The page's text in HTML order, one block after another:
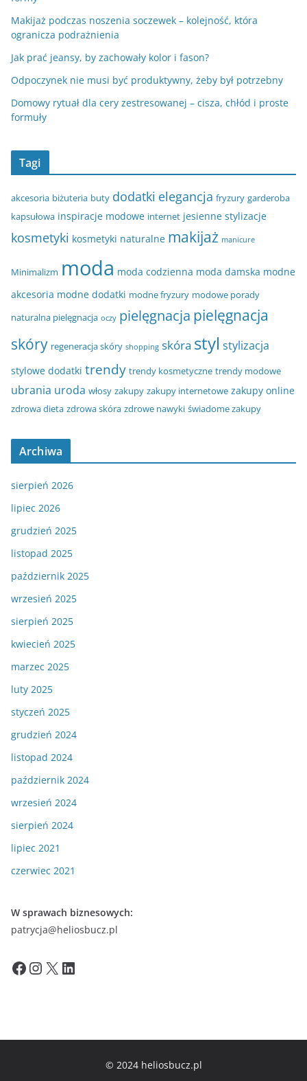
Makijaż podczas noszenia soczewek – kolejność, która
ogranicza podrażnienia
Jak prać jeansy, by zachowały kolor i fason?
Odpoczynek nie musi być produktywny, żeby był potrzebny
Domowy rytuał dla cery zestresowanej – cisza, chłód i proste
formuły
Tagi
akcesoria biżuteria buty dodatki elegancja fryzury garderoba
kapsułowa inspiracje modowe internet jesienne stylizacje
kosmetyki kosmetyki naturalne makijaż manicure
Minimalizm moda moda codzienna moda damska modne
akcesoria modne dodatki modne fryzury modowe porady
naturalna pielęgnacja oczy pielęgnacja pielęgnacja
skóry regeneracja skóry shopping skóra styl stylizacja
stylowe dodatki trendy trendy kosmetyczne trendy modowe
ubrania uroda włosy zakupy zakupy internetowe zakupy online
zdrowa dieta zdrowa skóra zdrowe nawyki świadome zakupy
Archiwa
sierpień 2026
lipiec 2026
grudzień 2025
listopad 2025
październik 2025
wrzesień 2025
sierpień 2025
kwiecień 2025
marzec 2025
luty 2025
styczeń 2025
grudzień 2024
listopad 2024
październik 2024
wrzesień 2024
sierpień 2024
lipiec 2021
czerwiec 2021
W sprawach biznesowych:
patrycja@heliosbucz.pl
Facebook InstagramX LinkedIn
© 2024 heliosbucz.pl